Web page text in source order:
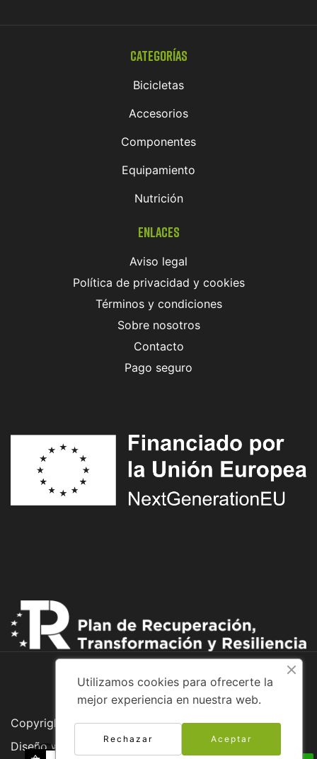
Categorías
Bicicletas
Accesorios
Componentes
Equipamiento
Nutrición
Enlaces
Aviso legal
Política de privacidad y cookies
Términos y condiciones
Sobre nosotros
Contacto
Pago seguro
Copyright © 2026 Adventure Bike
Diseño web:
Utilizamos cookies para ofrecerte la
mejor experiencia en nuestra web.
Aceptar
Rechazar